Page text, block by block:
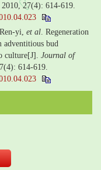
27(4): 614-619.
yi, et al . Regeneration
adventitious bud
culture[J]. Journal of
614-619.